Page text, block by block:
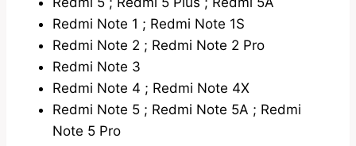
Redmi Note 1 ; Redmi Note 1S
Redmi Note 2 ; Redmi Note 2 Pro
Redmi Note 3
Redmi Note 4 ; Redmi Note 4X
Redmi Note 5 ; Redmi Note 5A ; Redmi
Note 5 Pro